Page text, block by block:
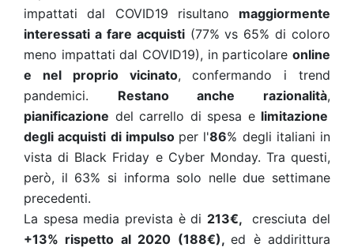
impattati dal COVID19 risultano maggiormente
interessati a fare acquisti(77% vs 65% di coloro
meno impattati dal COVID19), in particolare online
e nel proprio vicinato, confermando i trend
pandemici. Restano anche razionalità,
pianificazione del carrello di spesa e limitazione
degli acquisti di impulso per l'86% degli italiani in
vista di Black Friday e Cyber Monday. Tra questi,
però, il 63% si informa solo nelle due settimane
precedenti.
La spesa media prevista è di 213€,
cresciuta del
+13% rispetto al 2020 (188€),ed è addirittura